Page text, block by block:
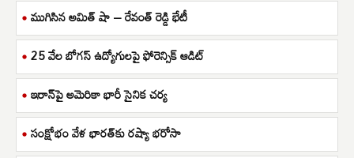
ముగిసిన అమిత్ షా – రేవంత్ రెడ్డి భేటీ
25 వేల బోగస్ ఉద్యోగులపై ఫోరెన్సిక్ ఆడిట్
ఇరాన్‌పై అమెరికా భారీ సైనిక చర్య
సంక్షోభం వేళ భారత్‌కు రష్యా భరోసా